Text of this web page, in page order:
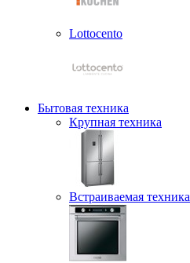
Lottocento
Бытовая техника
Крупная техника
Встраиваемая техника